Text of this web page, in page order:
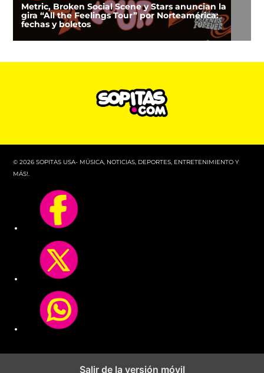
Metric, Broken Social Scene y Stars anuncian la
gira “All the Feelings Tour” por Norteamérica:
fechas y boletos
© 2026 SOPITAS USA- MÚSICA, NOTICIAS, DEPORTES, ENTRETENIMIENTO Y
MÁS!.
Salir de la versión móvil